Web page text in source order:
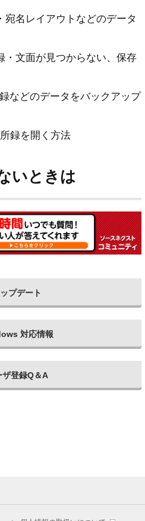
宛名レイアウトなどのデータ
・文面が見つからない、保存
などのデータをバックアップ
録を開く方法
いときは
プデート
対応情報
ザ登録Q＆A